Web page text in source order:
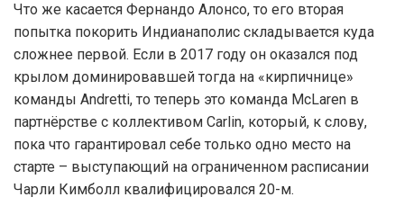
Что же касается Фернандо Алонсо, то его вторая
попытка покорить Индианаполис складывается куда
сложнее первой. Если в 2017 году он оказался под
крылом доминировавшей тогда на «кирпичнице»
команды Andretti, то теперь это команда McLaren в
партнёрстве с коллективом Carlin, который, к слову,
пока что гарантировал себе только одно место на
старте – выступающий на ограниченном расписании
Чарли Кимболл квалифицировался 20-м.